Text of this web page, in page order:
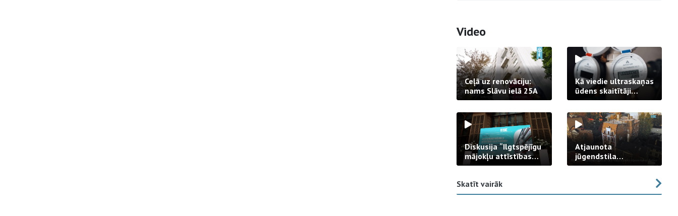
Video
Ceļā uz renovāciju:
nams Slāvu ielā 25A
Kā viedie ultraskaņas
ūdens skaitītāji
strādā praksē
Diskusija “Ilgtspējīgu
mājokļu attīstības
izaicinājums”
Atjaunota
jūgendstila
arhitektūras pērles
Skatīt vairāk